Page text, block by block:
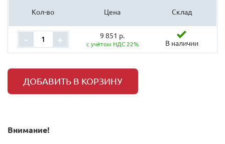
Кол-во Цена Склад
- + 9 851 р.
с учётом НДС 22% В наличии
ДОБАВИТЬ В КОРЗИНУ
Внимание!